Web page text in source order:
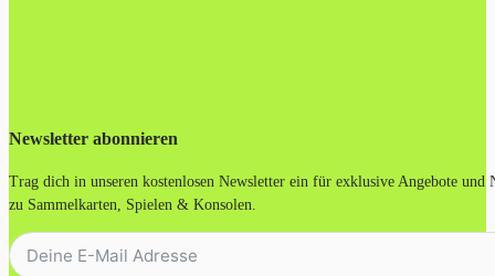
Newsletter abonnieren
Trag dich in unseren kostenlosen Newsletter ein für exklusive Angebote und
zu Sammelkarten, Spielen & Konsolen.